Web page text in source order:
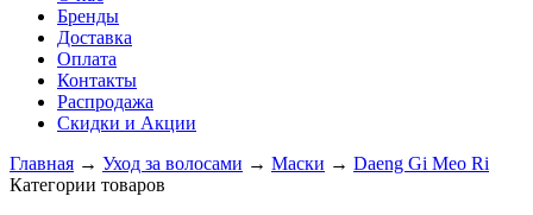
Бренды
Доставка
Оплата
Контакты
Распродажа
Скидки и Акции
Главная → Уход за волосами → Маски → Daeng Gi Meo Ri
Категории товаров